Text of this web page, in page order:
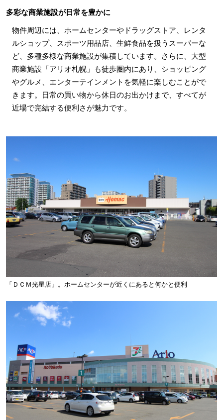
多彩な商業施設が日常を豊かに
物件周辺には、ホームセンターやドラッグストア、レンタ
ルショップ、スポーツ用品店、生鮮食品を扱うスーパーな
ど、多種多様な商業施設が集積しています。さらに、大型
商業施設「アリオ札幌」も徒歩圏内にあり、ショッピング
やグルメ、エンターテインメントを気軽に楽しむことがで
きます。日常の買い物から休日のお出かけまで、すべてが
近場で完結する便利さが魅力です。
「ＤＣＭ光星店」。ホームセンターが近くにあると何かと便利